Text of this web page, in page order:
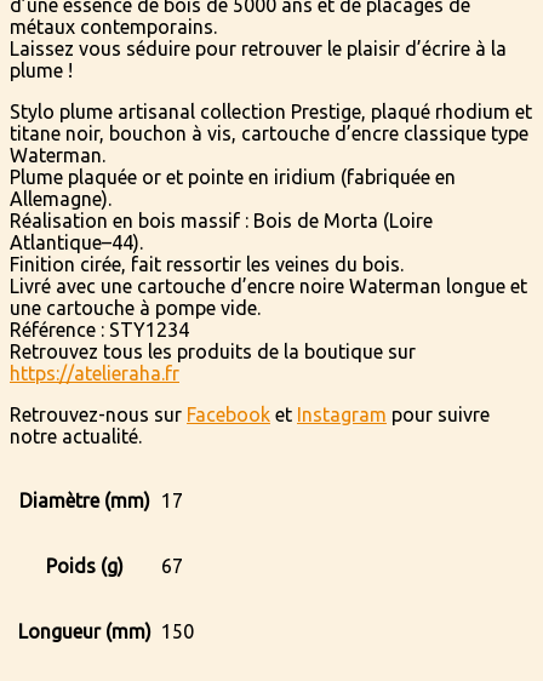
métaux contemporains.
Laissez vous séduire pour retrouver le plaisir d’écrire à la
plume !
Stylo plume artisanal collection Prestige, plaqué rhodium et
titane noir, bouchon à vis, cartouche d’encre classique type
Waterman.
Plume plaquée or et pointe en iridium (fabriquée en
Allemagne).
Réalisation en bois massif : Bois de Morta (Loire
Atlantique–44).
Finition cirée, fait ressortir les veines du bois.
Livré avec une cartouche d’encre noire Waterman longue et
une cartouche à pompe vide.
Référence : STY1234
Retrouvez tous les produits de la boutique sur
https://atelieraha.fr
Retrouvez-nous sur Facebook et Instagram pour suivre
notre actualité.
Diamètre (mm) 17
Poids (g) 67
Longueur (mm) 150